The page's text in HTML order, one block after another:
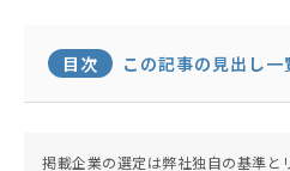
目次 この記事の見出し一
掲載企業の選定は弊社独自の基準と